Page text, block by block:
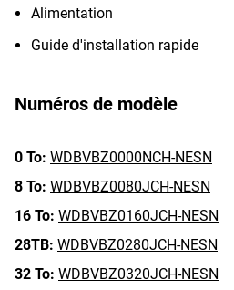
Alimentation
Guide d'installation rapide
Numéros de modèle
0 To: WDBVBZ0000NCH-NESN
8 To: WDBVBZ0080JCH-NESN
16 To: WDBVBZ0160JCH-NESN
28TB: WDBVBZ0280JCH-NESN
32 To: WDBVBZ0320JCH-NESN